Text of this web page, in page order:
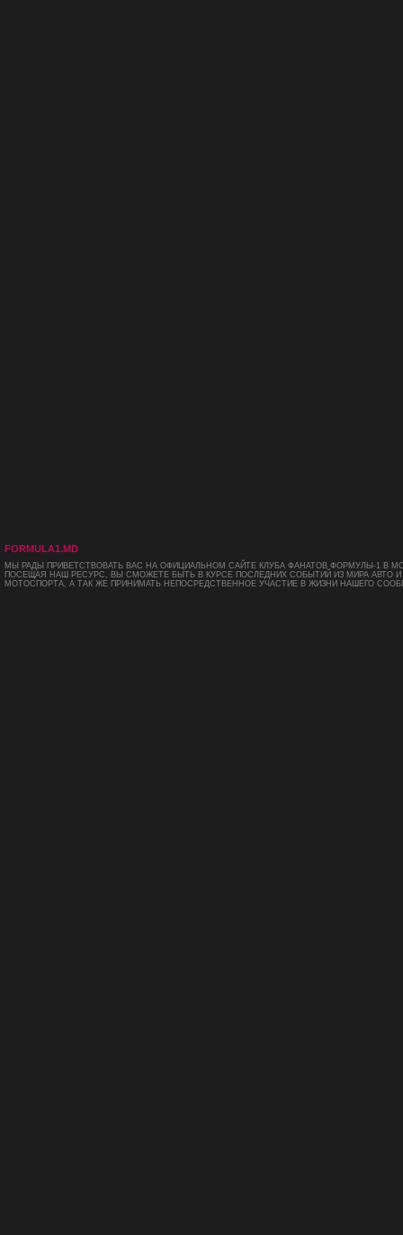
FORMULA1.MD
МЫ РАДЫ ПРИВЕТСТВОВАТЬ ВАС НА ОФИЦИАЛЬНОМ САЙТЕ КЛУБА ФАНАТОВ ФОРМУЛЫ-1 В
ПОСЕЩАЯ НАШ РЕСУРС, ВЫ СМОЖЕТЕ БЫТЬ В КУРСЕ ПОСЛЕДНИХ СОБЫТИЙ ИЗ МИРА АВТО И
МОТОСПОРТА, А ТАК ЖЕ ПРИНИМАТЬ НЕПОСРЕДСТВЕННОЕ УЧАСТИЕ В ЖИЗНИ НАШЕГО